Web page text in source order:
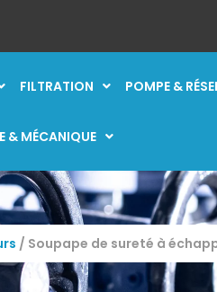
FILTRATION POMPE &
& MÉCANIQUE
/ Soupape de sureté à